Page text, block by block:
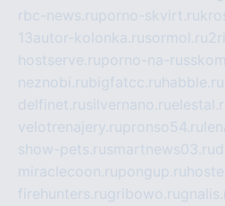
rbc-news.ruporno-skvirt.ru
13autor-kolonka.rusormol.ru
hostserve.ruporno-na-
neznobi.rubigfatcc.ru habble.ru
delfinet.rusilvernano.ru
velotrenajery.rupronso54.ru
show-pets.rusmartnews03.ru
miraclecoon.rupongup.ru
firehunters.rugribowo.ru